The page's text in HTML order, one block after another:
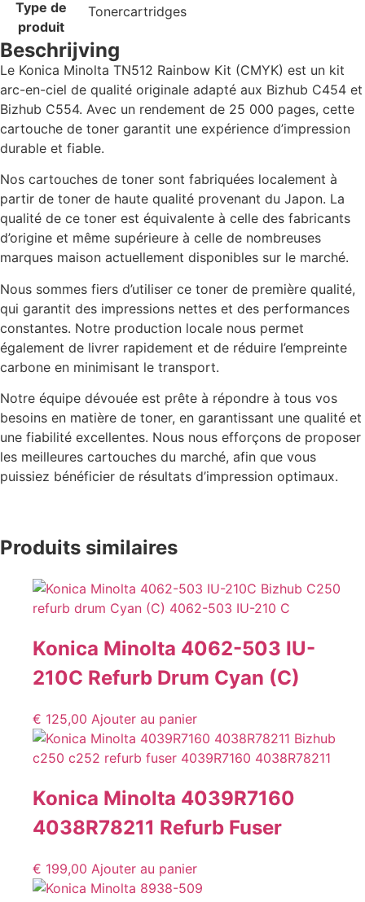
Type de
produit
Tonercartridges
Beschrijving
Le Konica Minolta TN512 Rainbow Kit (CMYK) est un kit
arc-en-ciel de qualité originale adapté aux Bizhub C454 et
Bizhub C554. Avec un rendement de 25 000 pages, cette
cartouche de toner garantit une expérience d’impression
durable et fiable.
Nos cartouches de toner sont fabriquées localement à
partir de toner de haute qualité provenant du Japon. La
qualité de ce toner est équivalente à celle des fabricants
d’origine et même supérieure à celle de nombreuses
marques maison actuellement disponibles sur le marché.
Nous sommes fiers d’utiliser ce toner de première qualité,
qui garantit des impressions nettes et des performances
constantes. Notre production locale nous permet
également de livrer rapidement et de réduire l’empreinte
carbone en minimisant le transport.
Notre équipe dévouée est prête à répondre à tous vos
besoins en matière de toner, en garantissant une qualité et
une fiabilité excellentes. Nous nous efforçons de proposer
les meilleures cartouches du marché, afin que vous
puissiez bénéficier de résultats d’impression optimaux.
Produits similaires
Konica Minolta 4062-503 IU-
210C Refurb Drum Cyan (C)
€ 125,00 Ajouter au panier
Konica Minolta 4039R7160
4038R78211 Refurb Fuser
€ 199,00 Ajouter au panier